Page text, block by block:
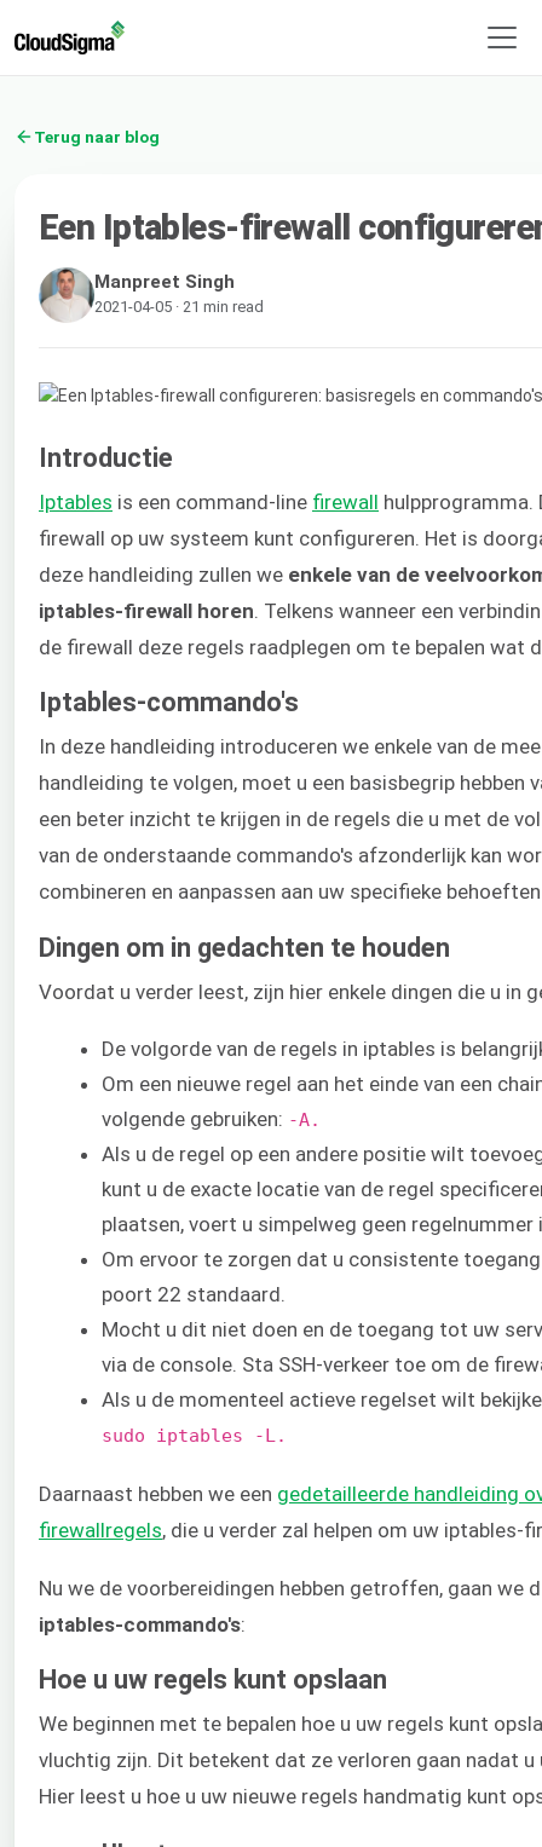
Terug naar blog
Een Iptables-firewall
Manpreet Singh
2021-04-05 · 21 min read
Introductie
Iptables ​ is een command-line ​ firewall
firewall op uw systeem kunt configureren. Het is
deze handleiding zullen we ​ enkele van de
iptables​-firewall horen . Telkens wanneer een
de firewall deze regels raadplegen om te bepalen wat
Iptables-commando's
In deze handleiding introduceren we enkele van de
handleiding te volgen, moet u een basisbegrip
een beter inzicht te krijgen in de regels die u met de
van de onderstaande commando's afzonderlijk kan
combineren en aanpassen aan uw specifieke
Dingen om in gedachten te houden
Voordat u verder leest, zijn hier enkele dingen die u in
De volgorde van de regels in iptables is
Om een nieuwe regel aan het einde van een
volgende gebruiken: ​-A.
Als u de regel op een andere positie wilt
kunt u de exacte locatie van de regel
plaatsen, voert u simpelweg geen regelnummer
Om ervoor te zorgen dat u consistente
poort 22 standaard.
Mocht u dit niet doen en de toegang tot uw
via de console. Sta SSH-verkeer toe om de
Als u de momenteel actieve regelset wilt
sudo iptables -L.
Daarnaast hebben we een ​gedetailleerde handleiding
firewallregels​, die u verder zal helpen om uw iptables-
Nu we de voorbereidingen hebben getroffen, gaan we
iptables-commando's​:
Hoe u uw regels kunt opslaan
We beginnen met te bepalen hoe u uw regels kunt
vluchtig zijn. Dit betekent dat ze verloren gaan nadat
Hier leest u hoe u uw nieuwe regels handmatig kunt